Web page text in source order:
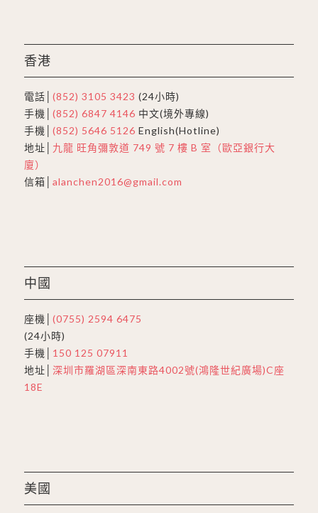
香港
電話│ (852) 3105 3423 (24小時)
手機│ (852) 6847 4146 中文(境外專線)
手機│ (852) 5646 5126 English(Hotline)
地址│ 九龍 旺角彌敦道 749 號 7 樓 B 室（歐亞銀行大
廈）
信箱│ alanchen2016@gmail.com
中國
座機│ (0755) 2594 6475
(24小時)
手機│ 150 125 07911
地址│ 深圳市羅湖區深南東路4002號(鴻隆世紀廣場)C座
18E
美國